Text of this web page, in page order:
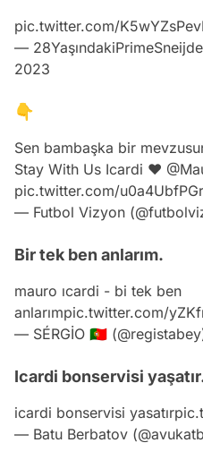
pic.twitter.com/K5wYZsPevI
—
2023
👇
Sen bambaşka bir
Stay With Us Icardi ❤️
pic.twitter.com/u0a4UbfPGr
— Futbol Vizyon
Bir tek ben anlarım.
mauro ıcardi - bi tek ben
anlarımpic.twitter.com/
— SÉRGİO 🇵🇹
Icardi bonservisi
icardi bonservisi yasatır
— Batu Berbatov